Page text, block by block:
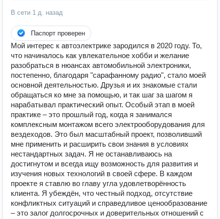
В сети 1 д. назад
Паспорт проверен
Мой интерес к автоэлектрике зародился в 2020 году. То,
что начиналось как увлекательное хобби и желание
разобраться в нюансах автомобильной электроники,
постепенно, благодаря "сарафанному радио", стало моей
основной деятельностью. Друзья и их знакомые стали
обращаться ко мне за помощью, и так шаг за шагом я
нарабатывал практический опыт. Особый этап в моей
практике – это прошлый год, когда я занимался
комплексным монтажом всего электрооборудования для
вездеходов. Это был масштабный проект, позволивший
мне применить и расширить свои знания в условиях
нестандартных задач. Я не останавливаюсь на
достигнутом и всегда ищу возможность для развития и
изучения новых технологий в своей сфере. В каждом
проекте я ставлю во главу угла удовлетворённость
клиента. Я убеждён, что честный подход, отсутствие
конфликтных ситуаций и справедливое ценообразование
– это залог долгосрочных и доверительных отношений с